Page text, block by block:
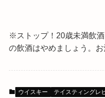
※ストップ！20歳未満飲酒
の飲酒はやめましょう。お
ウイスキー テイスティングレ